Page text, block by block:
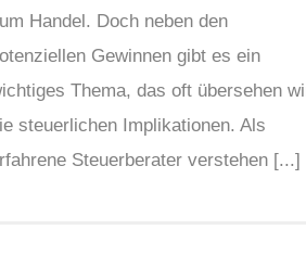
Handel. Doch neben den
Gewinnen gibt es ein
Thema, das oft übersehen
steuerlichen Implikationen. Als
Steuerberater verstehen [...]